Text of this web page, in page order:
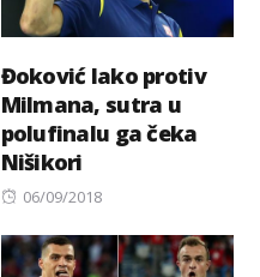
Đoković lako protiv
Milmana, sutra u
polufinalu ga čeka
Nišikori
Posted
06/09/2018